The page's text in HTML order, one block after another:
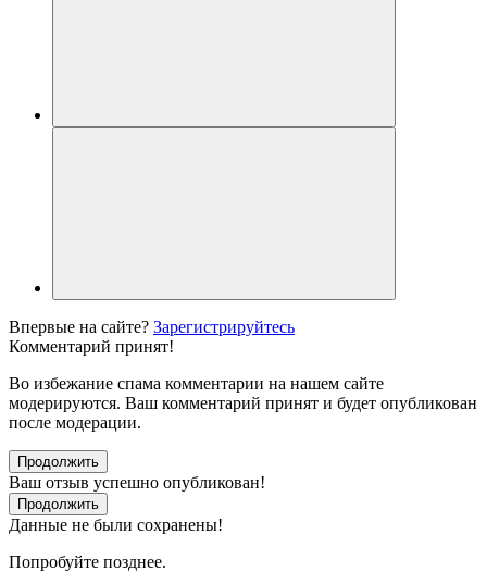
Впервые на сайте? Зарегистрируйтесь
Комментарий принят!
Во избежание спама комментарии на нашем сайте
модерируются. Ваш комментарий принят и будет опубликован
после модерации.
Продолжить
Ваш отзыв успешно опубликован!
Продолжить
Данные не были сохранены!
Попробуйте позднее.